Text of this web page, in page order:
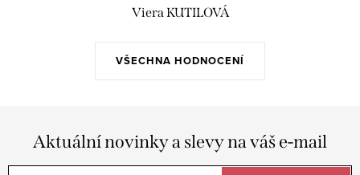
VŠECHNA HODNOCENÍ
Viera KUTILOVÁ
Aktuální novinky a slevy na váš e-mail